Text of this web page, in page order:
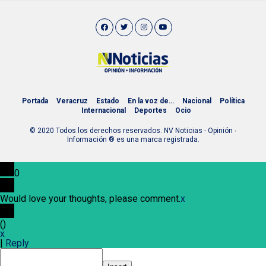
Portada Veracruz Estado En la voz de… Nacional
Política
Internacional
Deportes Ocio
© 2020 Todos los derechos reservados. NV Noticias - Opinión ∙
Información ® es una marca registrada.
0
Would love your thoughts, please comment.x
()
x
Reply